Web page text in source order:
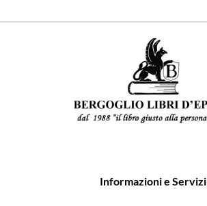
Informazioni e Servizi